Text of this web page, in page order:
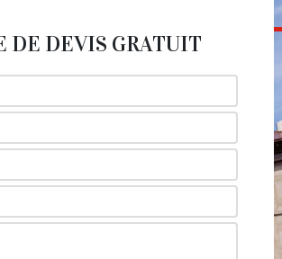
DE DEVIS GRATUIT